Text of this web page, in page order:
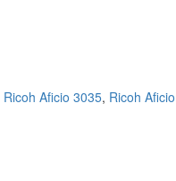
Ricoh Aficio 3035, Ricoh